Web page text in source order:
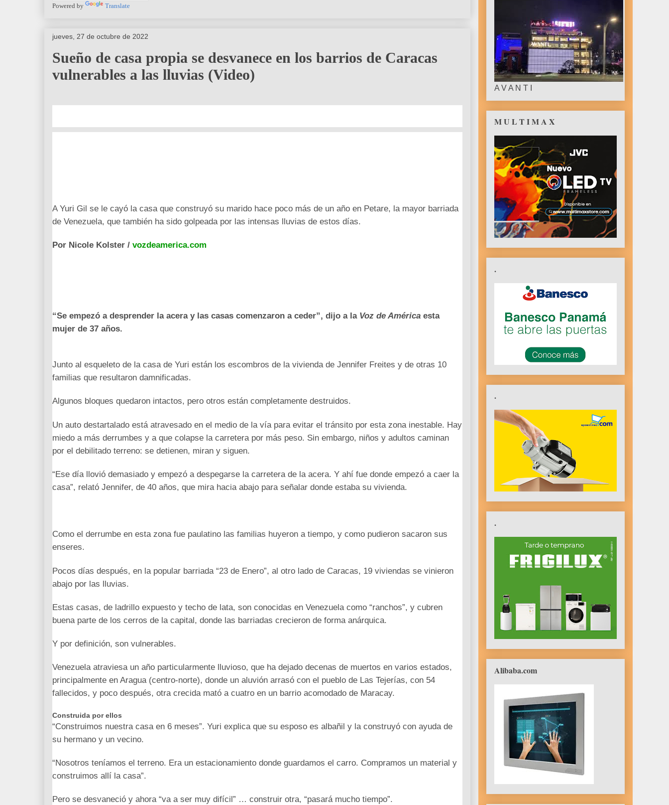
Powered by Translate
jueves, 27 de octubre de 2022
Sueño de casa propia se desvanece en los barrios de Caracas
vulnerables a las lluvias (Video)
A Yuri Gil se le cayó la casa que construyó su marido hace poco más de un año en Petare, la mayor barriada
de Venezuela, que también ha sido golpeada por las intensas lluvias de estos días.
Por Nicole Kolster / vozdeamerica.com
“Se empezó a desprender la acera y las casas comenzaron a ceder”, dijo a la Voz de América esta
mujer de 37 años.
Junto al esqueleto de la casa de Yuri están los escombros de la vivienda de Jennifer Freites y de otras 10
familias que resultaron damnificadas.
Algunos bloques quedaron intactos, pero otros están completamente destruidos.
Un auto destartalado está atravesado en el medio de la vía para evitar el tránsito por esta zona inestable. Hay
miedo a más derrumbes y a que colapse la carretera por más peso. Sin embargo, niños y adultos caminan
por el debilitado terreno: se detienen, miran y siguen.
“Ese día llovió demasiado y empezó a despegarse la carretera de la acera. Y ahí fue donde empezó a caer la
casa”, relató Jennifer, de 40 años, que mira hacia abajo para señalar donde estaba su vivienda.
Como el derrumbe en esta zona fue paulatino las familias huyeron a tiempo, y como pudieron sacaron sus
enseres.
Pocos días después, en la popular barriada “23 de Enero”, al otro lado de Caracas, 19 viviendas se vinieron
abajo por las lluvias.
Estas casas, de ladrillo expuesto y techo de lata, son conocidas en Venezuela como “ranchos”, y cubren
buena parte de los cerros de la capital, donde las barriadas crecieron de forma anárquica.
Y por definición, son vulnerables.
Venezuela atraviesa un año particularmente lluvioso, que ha dejado decenas de muertos en varios estados,
principalmente en Aragua (centro-norte), donde un aluvión arrasó con el pueblo de Las Tejerías, con 54
fallecidos, y poco después, otra crecida mató a cuatro en un barrio acomodado de Maracay.
Construida por ellos
“Construimos nuestra casa en 6 meses”. Yuri explica que su esposo es albañil y la construyó con ayuda de
su hermano y un vecino.
“Nosotros teníamos el terreno. Era un estacionamiento donde guardamos el carro. Compramos un material y
construimos allí la casa”.
Pero se desvaneció y ahora “va a ser muy difícil” … construir otra, “pasará mucho tiempo”.
A V A N T I
M U L T I M A X
.
.
.
Alibaba.com